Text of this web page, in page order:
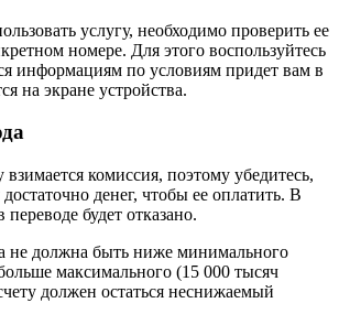
услугу, необходимо проверить ее
номере. Для этого воспользуйтесь
информациям по условиям придет вам в
на экране устройства.
взимается комиссия, поэтому убедитесь,
денег, чтобы ее оплатить. В
будет отказано.
не должна быть ниже минимального
максимального (15 000 тысяч
должен остаться неснижаемый